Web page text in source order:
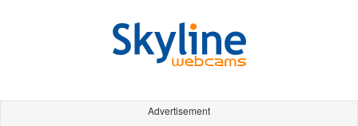
Advertisement